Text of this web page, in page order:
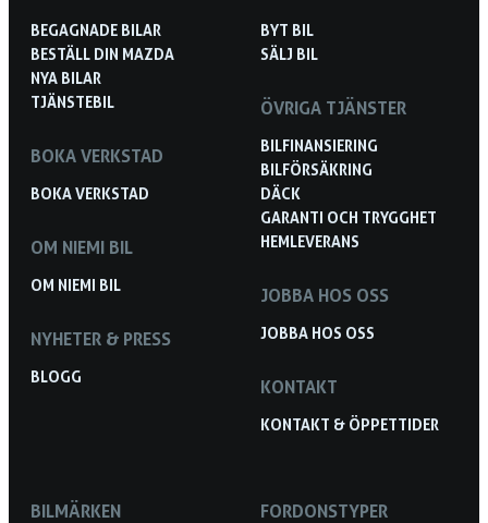
BEGAGNADE BILAR
BESTÄLL DIN MAZDA
NYA BILAR
TJÄNSTEBIL
BOKA VERKSTAD
BOKA VERKSTAD
OM NIEMI BIL
OM NIEMI BIL
NYHETER & PRESS
BLOGG
BYT BIL
SÄLJ BIL
ÖVRIGA TJÄNSTER
BILFINANSIERING
BILFÖRSÄKRING
DÄCK
GARANTI OCH TRYGGHET
HEMLEVERANS
JOBBA HOS OSS
JOBBA HOS OSS
KONTAKT
KONTAKT & ÖPPETTIDER
BILMÄRKEN FORDONSTYPER